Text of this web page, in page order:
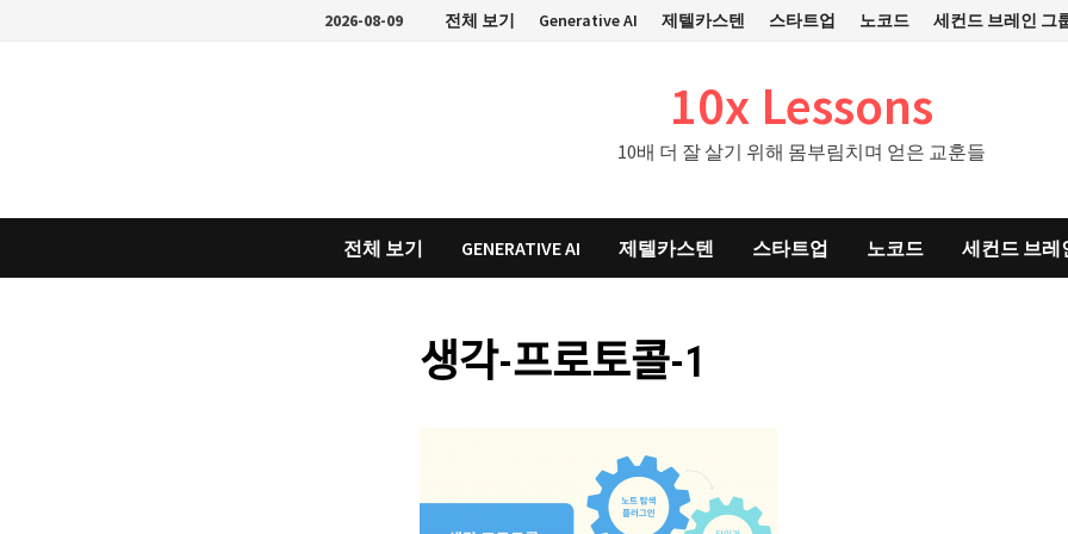
2026-08-09 전체 보기 Generative AI 제텔카스텐 스타트업 노코드 세컨드 브레인 그
10x Lessons
10배 더 잘 살기 위해 몸부림치며 얻은 교훈들
전체 보기 GENERATIVE AI 제텔카스텐 스타트업 노코드 세컨드 브레
생각-프로토콜-1